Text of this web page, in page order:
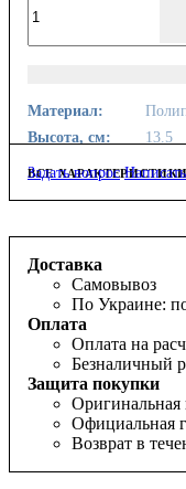
Материал:
Высота, см:
13.5
ВСЕ
Задать вопрос
Доставка
Самовывоз
По Украине:
Оплата
Оплата на
Безналичный
Защита покупки
Оригинальная
Официальная
Возврат в